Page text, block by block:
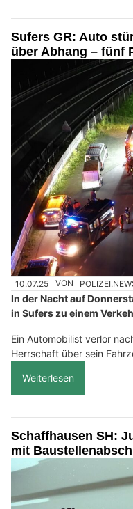
Sufers GR: Auto
über Abhang – fünf
10.07.25 VON
In der Nacht auf
in Sufers zu einem
Ein Automobilist verlor
Herrschaft über sein
Weiterlesen
Schaffhausen SH:
mit